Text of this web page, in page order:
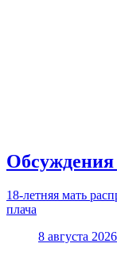
Обсуждения
18-летняя мать
плача
8 августа 2026